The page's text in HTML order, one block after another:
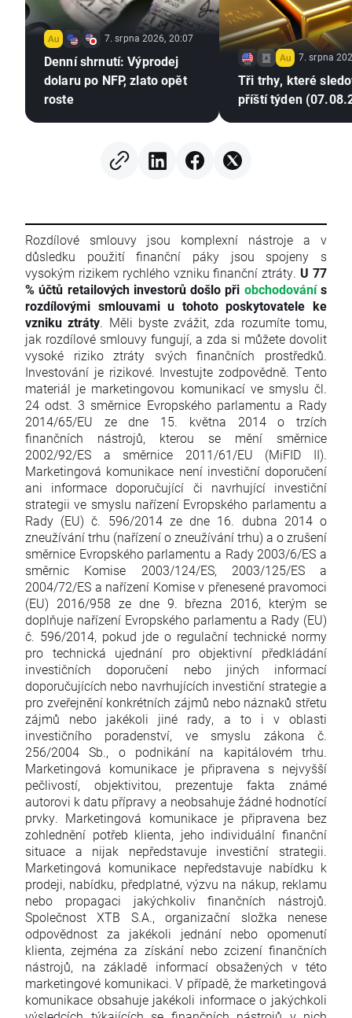
7. srpna 2026, 20:07
Denní shrnutí: Výprodej
dolaru po NFP, zlato opět
roste
7. srpna
Tři trhy, které
příští týden
Rozdílové smlouvy jsou komplexní nástroje a v
důsledku použití finanční páky jsou spojeny s
vysokým rizikem rychlého vzniku finanční ztráty. U 77
% účtů retailových investorů došlo při obchodovánís
rozdílovými smlouvami u tohoto poskytovatele ke
vzniku ztráty. Měli byste zvážit, zda rozumíte tomu,
jak rozdílové smlouvy fungují, a zda si můžete dovolit
vysoké riziko ztráty svých finančních prostředků.
Investování je rizikové. Investujte zodpovědně. Tento
materiál je marketingovou komunikací ve smyslu čl.
24 odst. 3 směrnice Evropského parlamentu a Rady
2014/65/EU ze dne 15. května 2014 o trzích
finančních nástrojů, kterou se mění směrnice
2002/92/ES a směrnice 2011/61/EU (MiFID II).
Marketingová komunikace není investiční doporučení
ani informace doporučující či navrhující investiční
strategii ve smyslu nařízení Evropského parlamentu a
Rady (EU) č. 596/2014 ze dne 16. dubna 2014 o
zneužívání trhu (nařízení o zneužívání trhu) a o zrušení
směrnice Evropského parlamentu a Rady 2003/6/ES a
směrnic Komise 2003/124/ES, 2003/125/ES a
2004/72/ES a nařízení Komise v přenesené pravomoci
(EU) 2016/958 ze dne 9. března 2016, kterým se
doplňuje nařízení Evropského parlamentu a Rady (EU)
č. 596/2014, pokud jde o regulační technické normy
pro technická ujednání pro objektivní předkládání
investičních doporučení nebo jiných informací
doporučujících nebo navrhujících investiční strategie a
pro zveřejnění konkrétních zájmů nebo náznaků střetu
zájmů nebo jakékoli jiné rady, a to i v oblasti
investičního poradenství, ve smyslu zákona č.
256/2004 Sb., o podnikání na kapitálovém trhu.
Marketingová komunikace je připravena s nejvyšší
pečlivostí, objektivitou, prezentuje fakta známé
autorovi k datu přípravy a neobsahuje žádné hodnotící
prvky. Marketingová komunikace je připravena bez
zohlednění potřeb klienta, jeho individuální finanční
situace a nijak nepředstavuje investiční strategii.
Marketingová komunikace nepředstavuje nabídku k
prodeji, nabídku, předplatné, výzvu na nákup, reklamu
nebo propagaci jakýchkoliv finančních nástrojů.
Společnost XTB S.A., organizační složka nenese
odpovědnost za jakékoli jednání nebo opomenutí
klienta, zejména za získání nebo zcizení finančních
nástrojů, na základě informací obsažených v této
marketingové komunikaci. V případě, že marketingová
komunikace obsahuje jakékoli informace o jakýchkoli